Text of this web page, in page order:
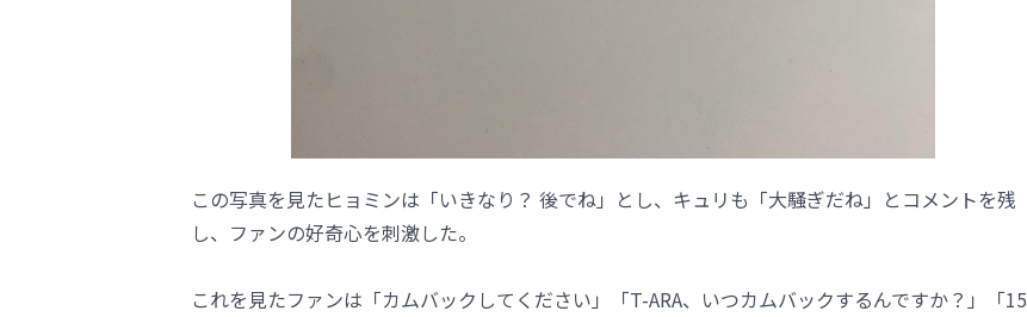
この写真を見たヒョミンは「いきなり？ 後でね」とし、キュリも「大騒ぎだね」とコメントを残
し、ファンの好奇心を刺激した。
これを見たファンは「カムバックしてください」「T-ARA、いつカムバックするんですか？」「15